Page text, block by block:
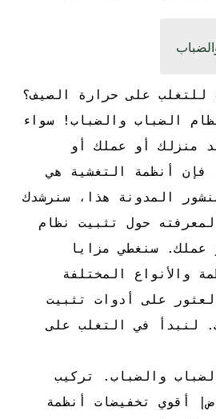
للتغلب على حرارة الصيف؟
الضباب والضباب! سواء
منزلك أو عملك أو
فإن أنظمة التغشية هي
المدونة هذا، سنرشدك
حول تثبيت نظام
عملك. سنغطي مزايا
والأنواع المختلفة
على أدوات تثبيت
لنبدأ في التغلب على
والضباب. تركيب
أقوي تخفيضات أنظمة